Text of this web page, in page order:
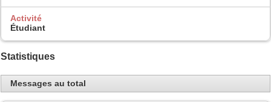
Activité
Étudiant
Statistiques
Messages au total